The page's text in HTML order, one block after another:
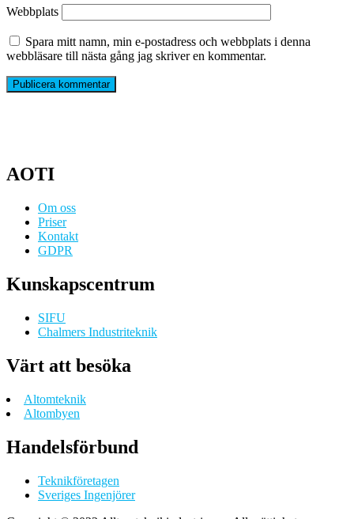
Webbplats
Spara mitt namn, min e-postadress och webbplats i denna
webbläsare till nästa gång jag skriver en kommentar.
AOTI
Om oss
Priser
Kontakt
GDPR
Kunskapscentrum
SIFU
Chalmers Industriteknik
Värt att besöka
Altomteknik
Altombyen
Handelsförbund
Teknikföretagen
Sveriges Ingenjörer